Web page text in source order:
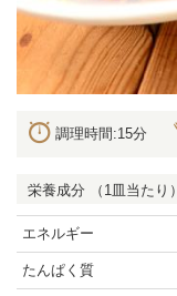
調理時間:15分
栄養成分 （1皿当たり）
エネルギー
たんぱく質